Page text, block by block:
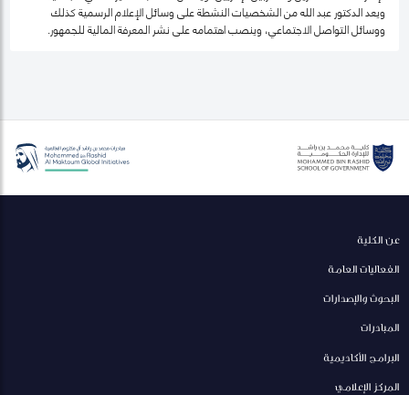
ويعد الدكتور عبد الله من الشخصيات النشطة على وسائل الإعلام الرسمية كذلك
ووسائل التواصل الاجتماعي، وينصب اهتمامه على نشر المعرفة المالية للجمهور.
عن الكلية
الفعاليات العامة
البحوث والإصدارات
المبادرات
البرامج الأكاديمية
المركز الإعلامي